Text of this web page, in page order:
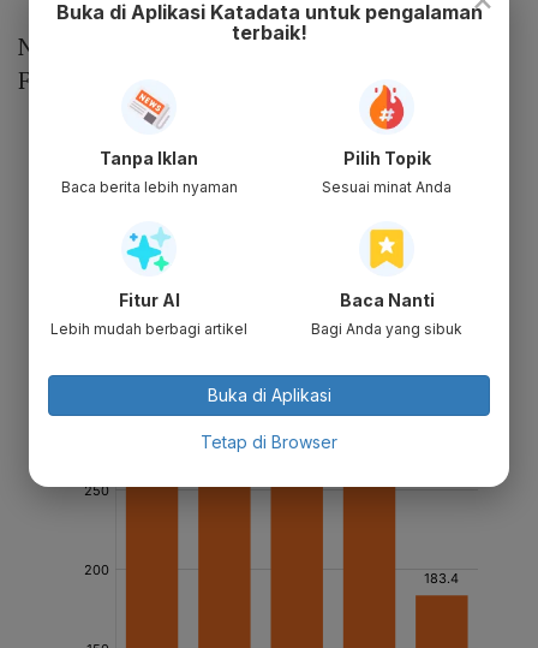
Nilai kontrak sebesar Rp 10,3 miliar
Frekuensi tetap yaitu sebanyak 4 KA/hari
Buka di Aplikasi Katadata untuk pengalaman
terbaik!
Tanpa Iklan
Baca berita lebih nyaman
Pilih Topik
Sesuai minat Anda
Fitur AI
Lebih mudah berbagi artikel
Baca Nanti
Bagi Anda yang sibuk
Buka di Aplikasi
Tetap di Browser